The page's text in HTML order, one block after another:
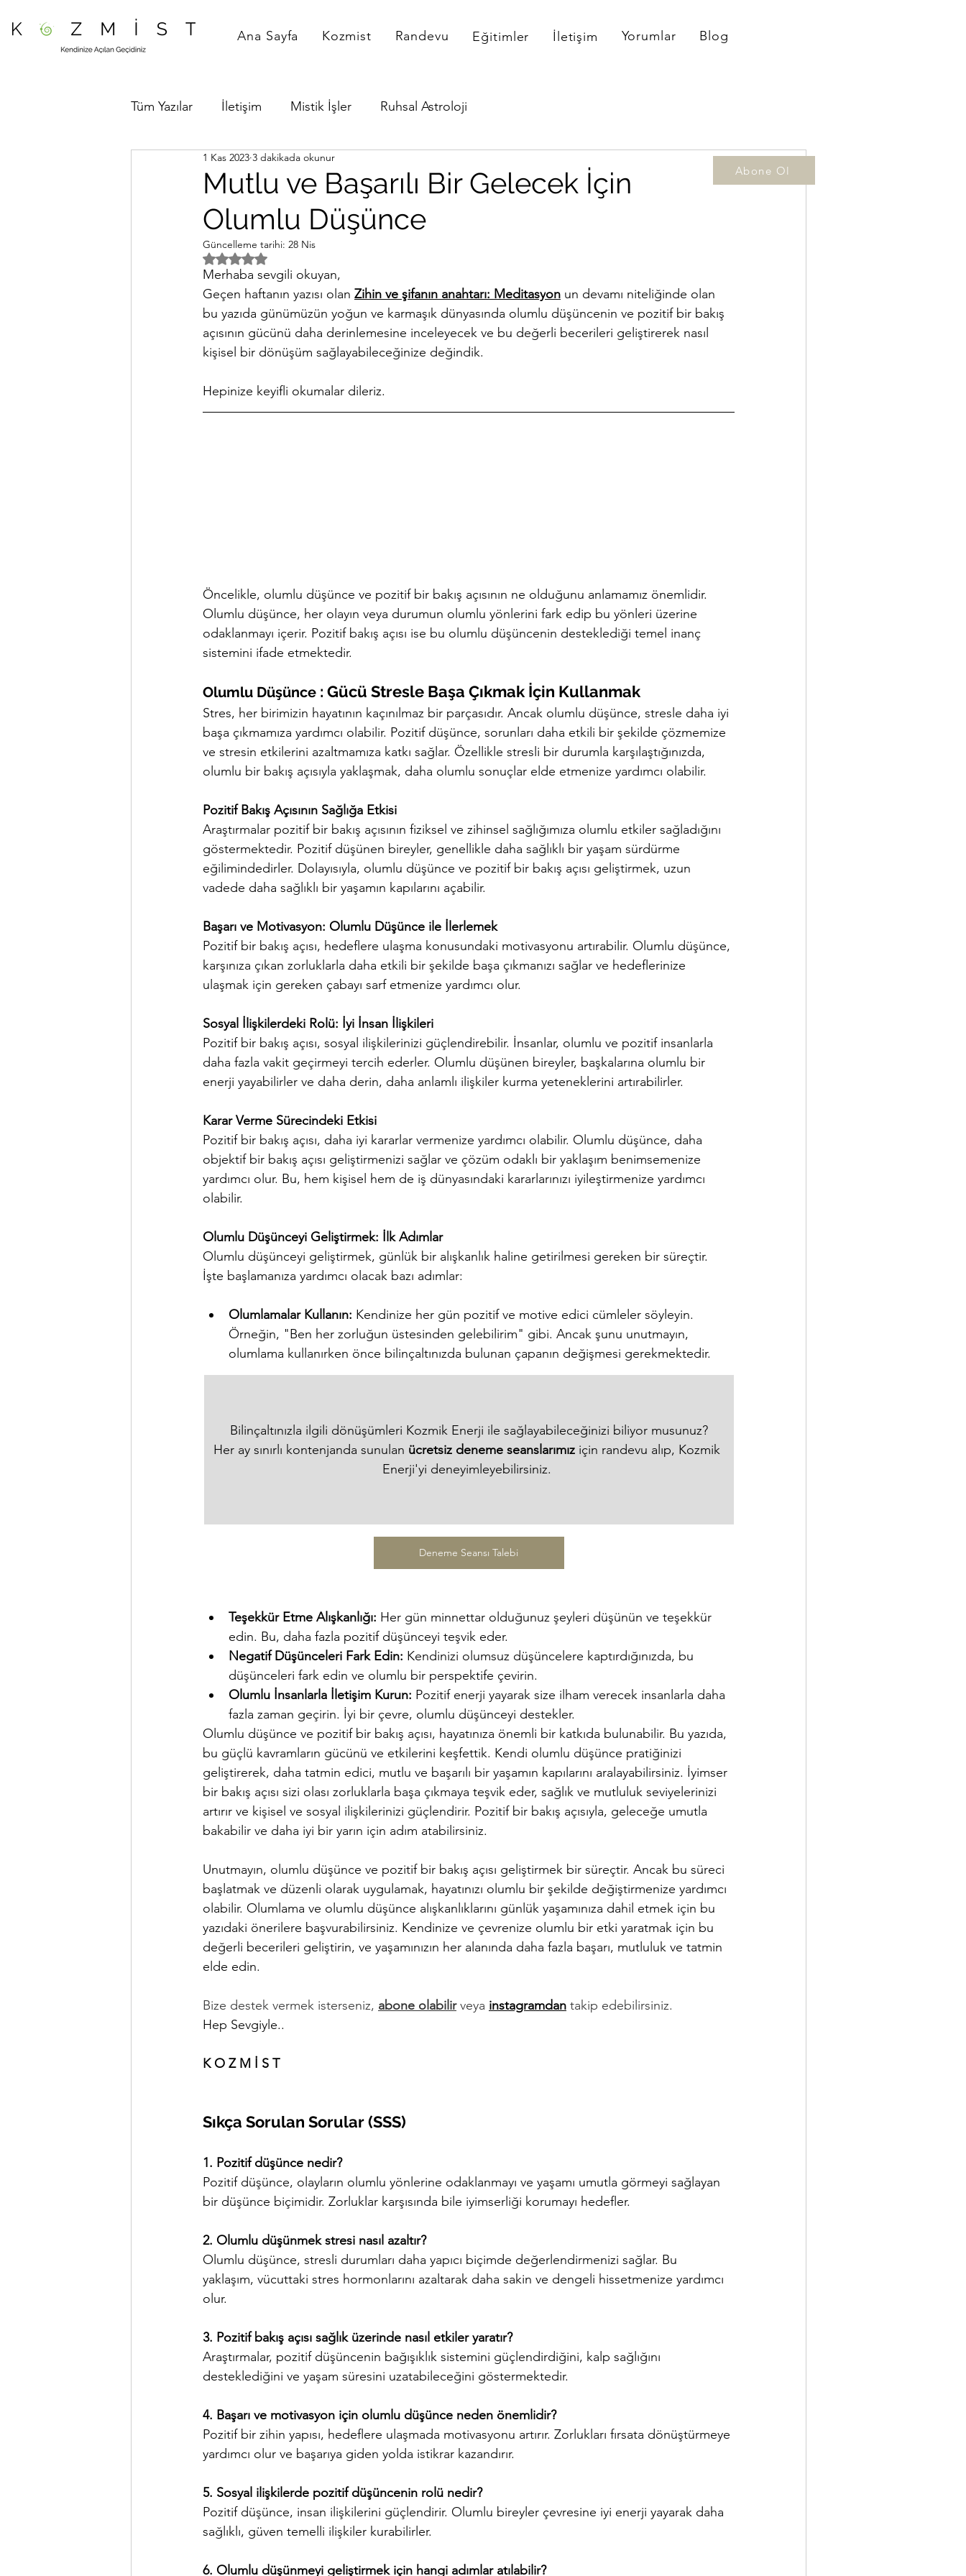
Ana Sayfa Kozmist Randevu Eğitimler İletişim Yorumlar Blog
Tüm Yazılar İletişim Mistik İşler Ruhsal Astroloji
Mutlu ve Başarılı Bir Gelecek İçin
Olumlu Düşünce
1 Kas 2023 3 dakikada okunur
Güncelleme tarihi: 28 Nis
5 üzerinden NaN yıldız
Merhaba sevgili okuyan,
Geçen haftanın yazısı olan Zihin ve şifanın anahtarı: Meditasyon un devamı niteliğinde olan
bu yazıda günümüzün yoğun ve karmaşık dünyasında olumlu düşüncenin ve pozitif bir bakış
açısının gücünü daha derinlemesine inceleyecek ve bu değerli becerileri geliştirerek nasıl
kişisel bir dönüşüm sağlayabileceğinize değindik.
Hepinize keyifli okumalar dileriz.
Öncelikle, olumlu düşünce ve pozitif bir bakış açısının ne olduğunu anlamamız önemlidir.
Olumlu düşünce, her olayın veya durumun olumlu yönlerini fark edip bu yönleri üzerine
odaklanmayı içerir. Pozitif bakış açısı ise bu olumlu düşüncenin desteklediği temel inanç
sistemini ifade etmektedir.
Olumlu Düşünce : Gücü Stresle Başa Çıkmak İçin Kullanmak
Stres, her birimizin hayatının kaçınılmaz bir parçasıdır. Ancak olumlu düşünce, stresle daha iyi
başa çıkmamıza yardımcı olabilir. Pozitif düşünce, sorunları daha etkili bir şekilde çözmemize
ve stresin etkilerini azaltmamıza katkı sağlar. Özellikle stresli bir durumla karşılaştığınızda,
olumlu bir bakış açısıyla yaklaşmak, daha olumlu sonuçlar elde etmenize yardımcı olabilir.
Pozitif Bakış Açısının Sağlığa Etkisi
Araştırmalar pozitif bir bakış açısının fiziksel ve zihinsel sağlığımıza olumlu etkiler sağladığını
göstermektedir. Pozitif düşünen bireyler, genellikle daha sağlıklı bir yaşam sürdürme
eğilimindedirler. Dolayısıyla, olumlu düşünce ve pozitif bir bakış açısı geliştirmek, uzun
vadede daha sağlıklı bir yaşamın kapılarını açabilir.
Başarı ve Motivasyon: Olumlu Düşünce ile İlerlemek
Pozitif bir bakış açısı, hedeflere ulaşma konusundaki motivasyonu artırabilir. Olumlu düşünce,
karşınıza çıkan zorluklarla daha etkili bir şekilde başa çıkmanızı sağlar ve hedeflerinize
ulaşmak için gereken çabayı sarf etmenize yardımcı olur.
Sosyal İlişkilerdeki Rolü: İyi İnsan İlişkileri
Pozitif bir bakış açısı, sosyal ilişkilerinizi güçlendirebilir. İnsanlar, olumlu ve pozitif insanlarla
daha fazla vakit geçirmeyi tercih ederler. Olumlu düşünen bireyler, başkalarına olumlu bir
enerji yayabilirler ve daha derin, daha anlamlı ilişkiler kurma yeteneklerini artırabilirler.
Karar Verme Sürecindeki Etkisi
Pozitif bir bakış açısı, daha iyi kararlar vermenize yardımcı olabilir. Olumlu düşünce, daha
objektif bir bakış açısı geliştirmenizi sağlar ve çözüm odaklı bir yaklaşım benimsemenize
yardımcı olur. Bu, hem kişisel hem de iş dünyasındaki kararlarınızı iyileştirmenize yardımcı
olabilir.
Olumlu Düşünceyi Geliştirmek: İlk Adımlar
Olumlu düşünceyi geliştirmek, günlük bir alışkanlık haline getirilmesi gereken bir süreçtir.
İşte başlamanıza yardımcı olacak bazı adımlar:
Olumlamalar Kullanın: Kendinize her gün pozitif ve motive edici cümleler söyleyin.
Örneğin, "Ben her zorluğun üstesinden gelebilirim" gibi. Ancak şunu unutmayın,
olumlama kullanırken önce bilinçaltınızda bulunan çapanın değişmesi gerekmektedir.
Bilinçaltınızla ilgili dönüşümleri Kozmik Enerji ile sağlayabileceğinizi biliyor musunuz?
Her ay sınırlı kontenjanda sunulan ücretsiz deneme seanslarımız için randevu alıp, Kozmik
Enerji'yi deneyimleyebilirsiniz.
Deneme Seansı Talebi
Teşekkür Etme Alışkanlığı: Her gün minnettar olduğunuz şeyleri düşünün ve teşekkür
edin. Bu, daha fazla pozitif düşünceyi teşvik eder.
Negatif Düşünceleri Fark Edin: Kendinizi olumsuz düşüncelere kaptırdığınızda, bu
düşünceleri fark edin ve olumlu bir perspektife çevirin.
Olumlu İnsanlarla İletişim Kurun: Pozitif enerji yayarak size ilham verecek insanlarla daha
fazla zaman geçirin. İyi bir çevre, olumlu düşünceyi destekler.
Olumlu düşünce ve pozitif bir bakış açısı, hayatınıza önemli bir katkıda bulunabilir. Bu yazıda,
bu güçlü kavramların gücünü ve etkilerini keşfettik. Kendi olumlu düşünce pratiğinizi
geliştirerek, daha tatmin edici, mutlu ve başarılı bir yaşamın kapılarını aralayabilirsiniz. İyimser
bir bakış açısı sizi olası zorluklarla başa çıkmaya teşvik eder, sağlık ve mutluluk seviyelerinizi
artırır ve kişisel ve sosyal ilişkilerinizi güçlendirir. Pozitif bir bakış açısıyla, geleceğe umutla
bakabilir ve daha iyi bir yarın için adım atabilirsiniz.
Unutmayın, olumlu düşünce ve pozitif bir bakış açısı geliştirmek bir süreçtir. Ancak bu süreci
başlatmak ve düzenli olarak uygulamak, hayatınızı olumlu bir şekilde değiştirmenize yardımcı
olabilir. Olumlama ve olumlu düşünce alışkanlıklarını günlük yaşamınıza dahil etmek için bu
yazıdaki önerilere başvurabilirsiniz. Kendinize ve çevrenize olumlu bir etki yaratmak için bu
değerli becerileri geliştirin, ve yaşamınızın her alanında daha fazla başarı, mutluluk ve tatmin
elde edin.
Bize destek vermek isterseniz, abone olabilir veya instagramdan takip edebilirsiniz.
Hep Sevgiyle..
K O Z M İ S T
Sıkça Sorulan Sorular (SSS)
1. Pozitif düşünce nedir?
Pozitif düşünce, olayların olumlu yönlerine odaklanmayı ve yaşamı umutla görmeyi sağlayan
bir düşünce biçimidir. Zorluklar karşısında bile iyimserliği korumayı hedefler.
2. Olumlu düşünmek stresi nasıl azaltır?
Olumlu düşünce, stresli durumları daha yapıcı biçimde değerlendirmenizi sağlar. Bu
yaklaşım, vücuttaki stres hormonlarını azaltarak daha sakin ve dengeli hissetmenize yardımcı
olur.
3. Pozitif bakış açısı sağlık üzerinde nasıl etkiler yaratır?
Araştırmalar, pozitif düşüncenin bağışıklık sistemini güçlendirdiğini, kalp sağlığını
desteklediğini ve yaşam süresini uzatabileceğini göstermektedir.
4. Başarı ve motivasyon için olumlu düşünce neden önemlidir?
Pozitif bir zihin yapısı, hedeflere ulaşmada motivasyonu artırır. Zorlukları fırsata dönüştürmeye
yardımcı olur ve başarıya giden yolda istikrar kazandırır.
5. Sosyal ilişkilerde pozitif düşüncenin rolü nedir?
Pozitif düşünce, insan ilişkilerini güçlendirir. Olumlu bireyler çevresine iyi enerji yayarak daha
sağlıklı, güven temelli ilişkiler kurabilirler.
6. Olumlu düşünmeyi geliştirmek için hangi adımlar atılabilir?
Abone Ol